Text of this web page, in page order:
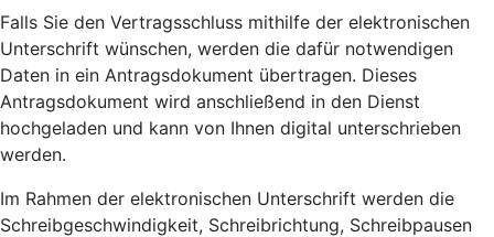
Falls Sie den Vertragsschluss mithilfe der elektronischen
Unterschrift wünschen, werden die dafür notwendigen
Daten in ein Antragsdokument übertragen. Dieses
Antragsdokument wird anschließend in den Dienst
hochgeladen und kann von Ihnen digital unterschrieben
werden.
Im Rahmen der elektronischen Unterschrift werden die
Schreibgeschwindigkeit, Schreibrichtung, Schreibpausen